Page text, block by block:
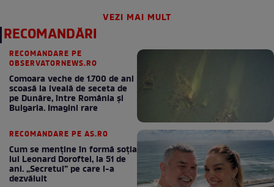
VEZI MAI MULT
RECOMANDĂRI
RECOMANDARE PE
OBSERVATORNEWS.RO
Comoara veche de 1.700 de ani
scoasă la iveală de seceta de
pe Dunăre, între România şi
Bulgaria. Imagini rare
RECOMANDARE PE AS.RO
Cum se menţine în formă soţia
lui Leonard Doroftei, la 51 de
ani. „Secretul” pe care l-a
dezvăluit